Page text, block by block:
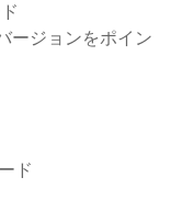
ージョンをポイン
ド